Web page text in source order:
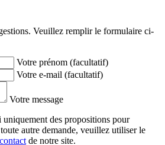
Veuillez remplir le formulaire ci-
Votre prénom (facultatif)
Votre e-mail (facultatif)
Votre message
des propositions pour
autre demande, veuillez utiliser le
de notre site.